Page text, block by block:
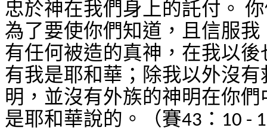
忠於神在我們身上的託付。
為了要使你們知道，且信服我
有任何被造的真神，在我以後
有我是耶和華；除我以外沒有
明，並沒有外族的神明在你
是耶和華說的。（賽43 ： 10 -